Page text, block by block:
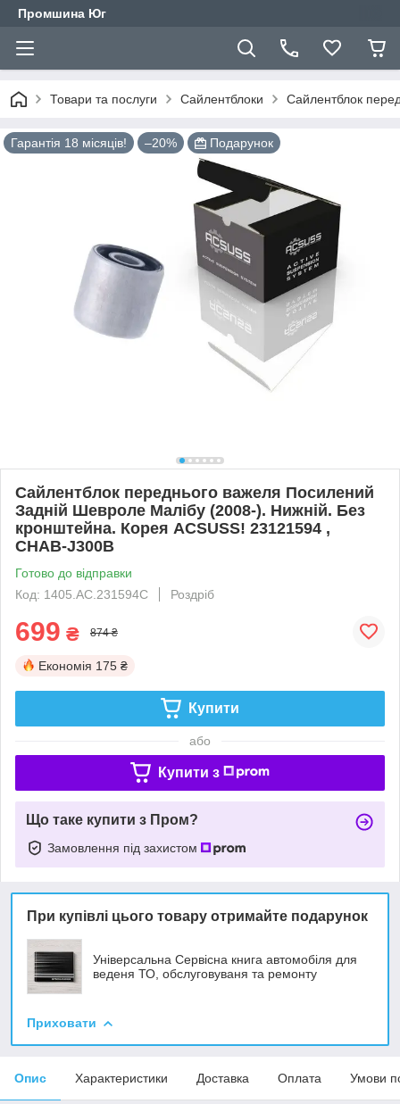
Промшина Юг
Товари та послуги Сайлентблоки Сайлентблок
Гарантія 18 місяців! –20% Подарунок
Сайлентблок переднього важеля Посилений
Задній Шевроле Малібу (2008-). Нижній. Без
кронштейна. Корея ACSUSS! 23121594 ,
CHAB-J300B
Готово до відправки
Код: 1405.AC.231594C
Роздріб
699 ₴ 874 ₴
Економія 175 ₴
Купити
або
Купити з
Що таке купити з Пром?
Замовлення під захистом
При купівлі цього товару отримайте подарунок
Універсальна Сервісна книга автомобіля для
веденя ТО, обслуговуваня та ремонту
Приховати
Опис Характеристики Доставка Оплата Умови